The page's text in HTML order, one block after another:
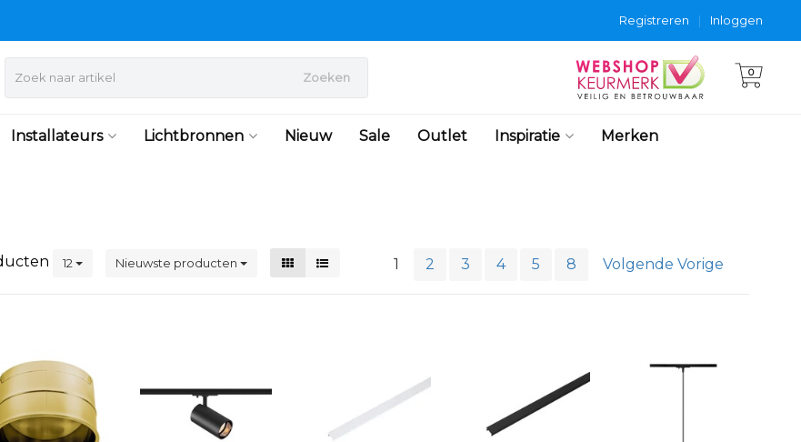
Inloggen
|
Registreren
Zoeken 0
Installateurs Lichtbronnen Nieuw Sale Outlet Inspiratie Merken
12 Nieuwste producten 1 2 3 4 5 8 Volgende Vorige